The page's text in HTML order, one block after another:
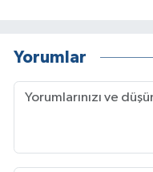
Yorumlar